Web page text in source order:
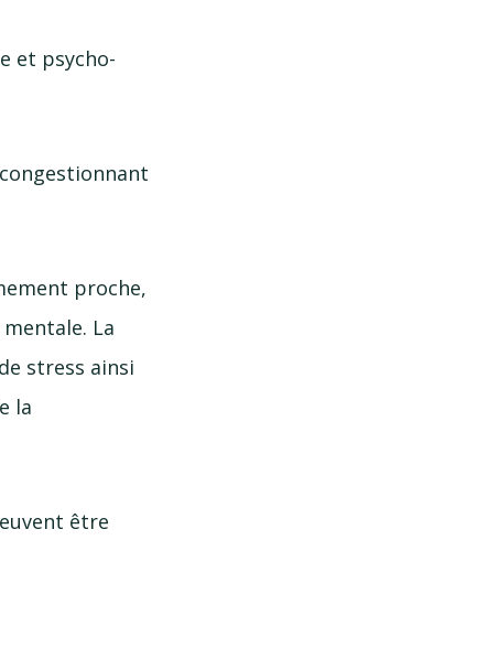
et psycho-
proche,
La
stress ainsi
la
être